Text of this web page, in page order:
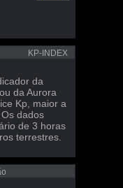
KP-INDEX
da
da Aurora
Kp, maior a
dados
de 3 horas
terrestres.